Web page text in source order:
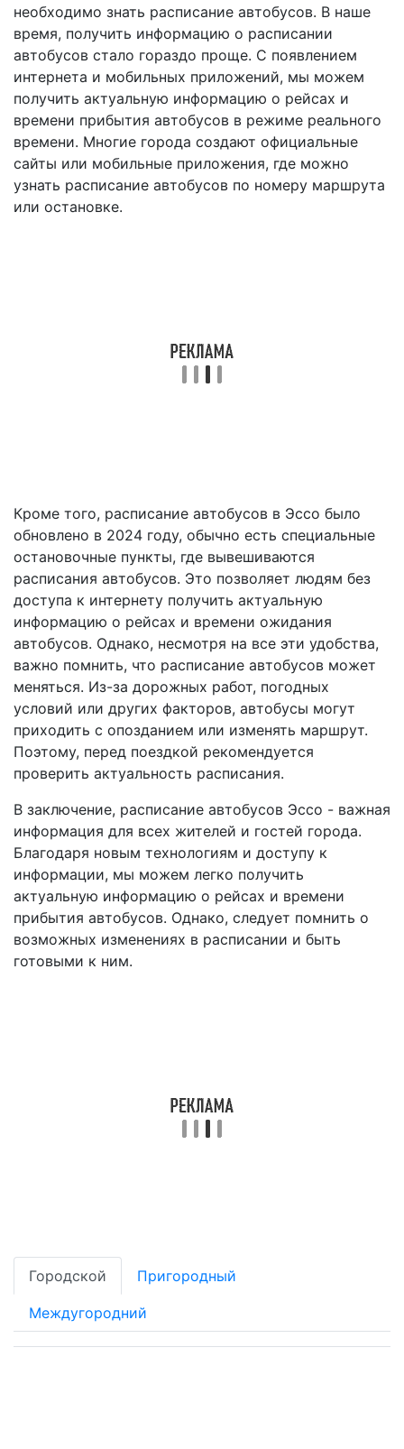
необходимо знать расписание автобусов. В наше
время, получить информацию о расписании
автобусов стало гораздо проще. С появлением
интернета и мобильных приложений, мы можем
получить актуальную информацию о рейсах и
времени прибытия автобусов в режиме реального
времени. Многие города создают официальные
сайты или мобильные приложения, где можно
узнать расписание автобусов по номеру маршрута
или остановке.
Кроме того, расписание автобусов в Эссо было
обновлено в 2024 году, обычно есть специальные
остановочные пункты, где вывешиваются
расписания автобусов. Это позволяет людям без
доступа к интернету получить актуальную
информацию о рейсах и времени ожидания
автобусов. Однако, несмотря на все эти удобства,
важно помнить, что расписание автобусов может
меняться. Из-за дорожных работ, погодных
условий или других факторов, автобусы могут
приходить с опозданием или изменять маршрут.
Поэтому, перед поездкой рекомендуется
проверить актуальность расписания.
В заключение, расписание автобусов Эссо - важная
информация для всех жителей и гостей города.
Благодаря новым технологиям и доступу к
информации, мы можем легко получить
актуальную информацию о рейсах и времени
прибытия автобусов. Однако, следует помнить о
возможных изменениях в расписании и быть
готовыми к ним.
Городской Пригородный
Междугородний